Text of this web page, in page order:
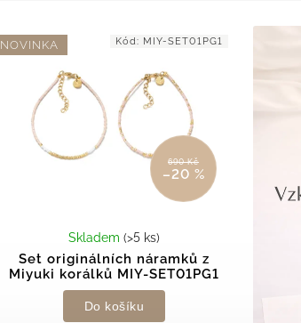
NOVINKA
690 Kč
–20 %
Set originálních náramků z
Miyuki korálků MIY-SET01PG1
Skladem (>5 ks)
Do košíku
Kód: MIY-SET01PG1